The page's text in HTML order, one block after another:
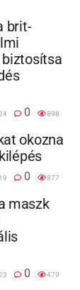
brit-
biztosítsa
0 898
okozna
0 877
maszk
0 479